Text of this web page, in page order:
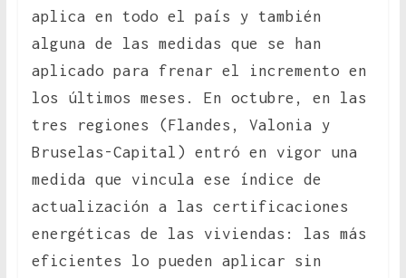
aplica en todo el país y también
alguna de las medidas que se han
aplicado para frenar el incremento en
los últimos meses. En octubre, en las
tres regiones (Flandes, Valonia y
Bruselas-Capital) entró en vigor una
medida que vincula ese índice de
actualización a las certificaciones
energéticas de las viviendas: las más
eficientes lo pueden aplicar sin